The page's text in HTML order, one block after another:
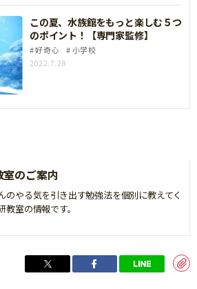
この夏、水族館をもっと楽しむ５つ
のポイント！【専門家監修】
好奇心
小学校
2022.7.28
のご案内
のやる気を引き出す勉強法を個別に教えてく
教室の情報です。